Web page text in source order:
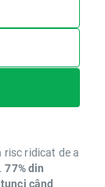
risc ridicat de a
77% din
când